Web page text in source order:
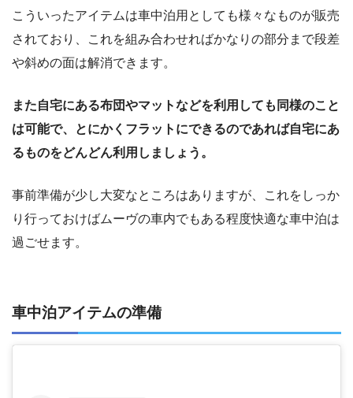
こういったアイテムは車中泊用としても様々なものが販売
されており、これを組み合わせればかなりの部分まで段差
や斜めの面は解消できます。
また自宅にある布団やマットなどを利用しても同様のこと
は可能で、とにかくフラットにできるのであれば自宅にあ
るものをどんどん利用しましょう。
事前準備が少し大変なところはありますが、これをしっか
り行っておけばムーヴの車内でもある程度快適な車中泊は
過ごせます。
車中泊アイテムの準備